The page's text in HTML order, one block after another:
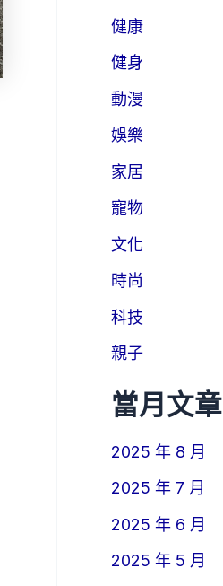
健康
健身
動漫
娛樂
家居
寵物
文化
時尚
科技
親子
當月文章
2025 年 8 月
2025 年 7 月
2025 年 6 月
2025 年 5 月